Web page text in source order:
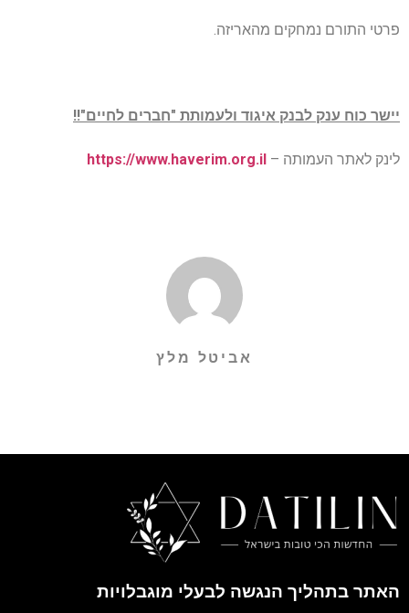
פרטי התורם נמחקים מהאריזה.
יישר כוח ענק לבנק איגוד ולעמותת "חברים לחיים"!!
לינק לאתר העמותה – https://www.haverim.org.il
אביטל מלץ
האתר בתהליך הנגשה לבעלי מוגבלויות